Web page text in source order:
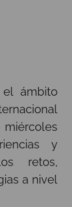
el ámbito
miércoles
y
retos,
a nivel